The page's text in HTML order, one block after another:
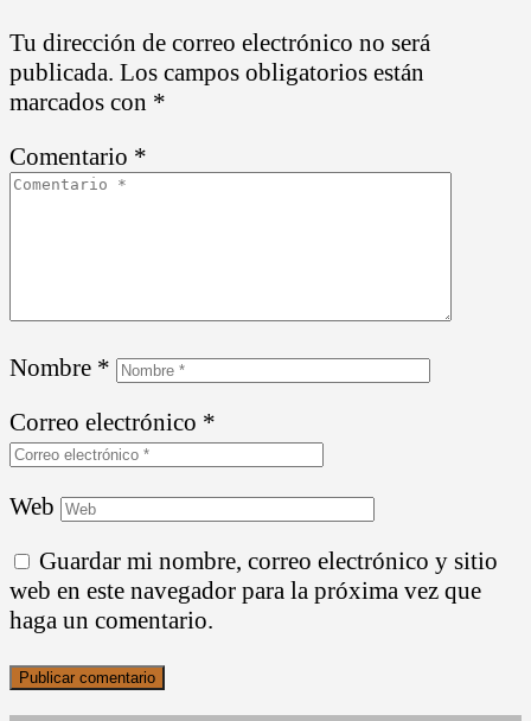
Tu dirección de correo electrónico no será
publicada. Los campos obligatorios están
marcados con *
Comentario *
Nombre *
Correo electrónico *
Web
Guardar mi nombre, correo electrónico y sitio
web en este navegador para la próxima vez que
haga un comentario.